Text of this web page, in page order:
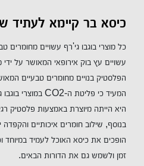
כיסא בר קיימא לעתיד
כל מוצרי בוגבו גי'רף עשויים מחומרים
עשויים עץ בוק אירופאי המאושר על
היא הייתה מיוצרת באמצעות פלסטיק
בנוסף, שילוב חומרים איכותיים
הופכים את כיסא האוכל לעמיד במיוחד
זמן ולשמש גם את הדורות הבאים.